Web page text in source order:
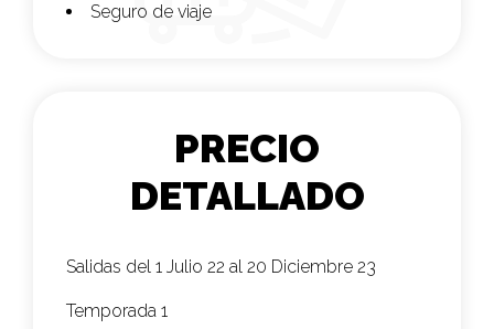
Seguro de viaje
PRECIO
DETALLADO
Salidas del 1 Julio 22 al 20 Diciembre 23
Temporada 1